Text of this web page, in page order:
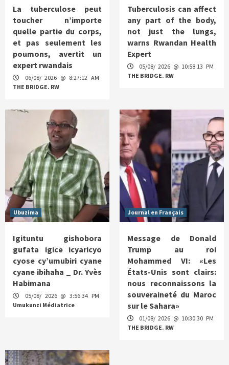
La tuberculose peut
toucher n’importe
quelle partie du corps,
et pas seulement les
poumons, avertit un
expert rwandais
06/08/ 2026 @ 8:27:12 AM
THE BRIDGE. RW
Tuberculosis can affect
any part of the body,
not just the lungs,
warns Rwandan Health
Expert
05/08/ 2026 @ 10:58:13 PM
THE BRIDGE. RW
Ubuzima
Igituntu gishobora
gufata igice icyaricyo
cyose cy’umubiri cyane
cyane ibihaha _ Dr. Yvès
Habimana
05/08/ 2026 @ 3:56:34 PM
Umukunzi Médiatrice
Journal en Français
Message de Donald
Trump au roi
Mohammed VI: «Les
États-Unis sont clairs:
nous reconnaissons la
souveraineté du Maroc
sur le Sahara»
01/08/ 2026 @ 10:30:30 PM
THE BRIDGE. RW